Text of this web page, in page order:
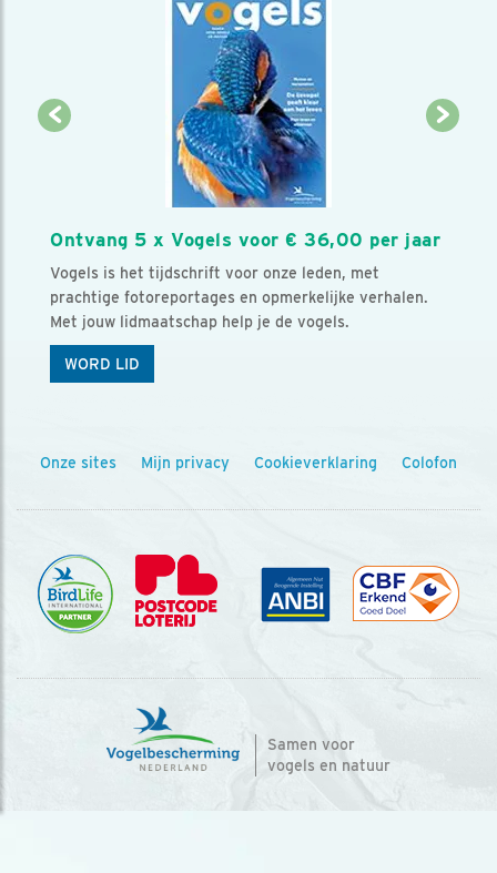
Ontvang 5 x Vogels voor € 36,00 per jaar
Vogels is het tijdschrift voor onze leden, met
prachtige fotoreportages en opmerkelijke verhalen.
Met jouw lidmaatschap help je de vogels.
WORD LID
Onze sites Mijn privacy Cookieverklaring Colofon
Samen voor
vogels en natuur